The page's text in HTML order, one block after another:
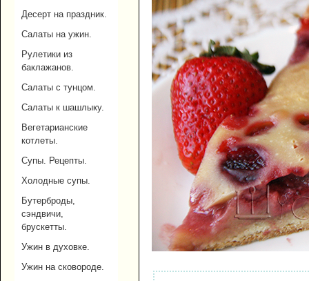
Десерт на праздник.
Салаты на ужин.
Рулетики из
баклажанов.
Салаты с тунцом.
Салаты к шашлыку.
Вегетарианские
котлеты.
Супы. Рецепты.
Холодные супы.
Бутерброды,
сэндвичи,
брускетты.
Ужин в духовке.
Ужин на сковороде.